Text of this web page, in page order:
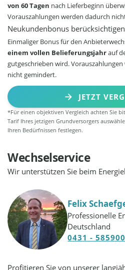
von 60 Tagen nach Lieferbeginn
Vorauszahlungen werden dadurch
Neukundenbonus
Einmaliger Bonus für den
einem vollen Belieferungsjahrauf
gutgeschrieben wird.
nicht gemindert.
JETZT
*Für einen objektiven Vergleich achten Sie
Tarif Ihres jetzigen Grundversorgers
Ihren Bedürfnissen festlegen.
Wechselservice
Wir unterstützen Sie beim
Felix
Professionelle
Deutschland
0431 -
Profitieren Sie von unserer